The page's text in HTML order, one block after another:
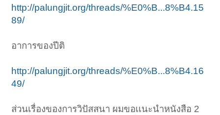
http://palungjit.org/threads/%E0%B...8%B4.15
89/
อาการของปีติ
http://palungjit.org/threads/%E0%B...8%B4.16
49/
ส่วนเรื่องของการวิปัสสนา ผมขอเเนะนําหนังสือ 2